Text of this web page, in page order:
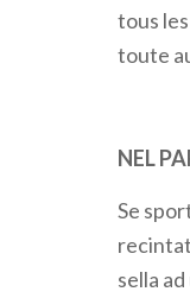
tous
toute
NEL
Se
sella